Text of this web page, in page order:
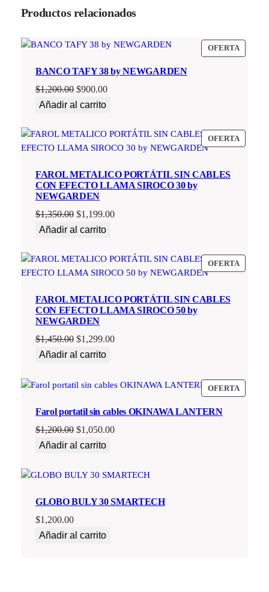
Productos relacionados
OFERTA
EN
BANCO TAFY 38 by NEWGARDEN
$1,200.00 El
precio
era:
$1,200.00.
$900.00El
es:
$900.00.
Añadir al carrito
OFERTA
EN
FAROL METALICO PORTÁTIL SIN CABLES
CON EFECTO LLAMA SIROCO 30 by
NEWGARDEN
$1,350.00 El
precio
era:
$1,350.00.
$1,199.00El
es:
$1,199.00.
Añadir al carrito
OFERTA
EN
FAROL METALICO PORTÁTIL SIN CABLES
CON EFECTO LLAMA SIROCO 50 by
NEWGARDEN
$1,450.00 El
precio
era:
$1,299.00El
es:
Añadir al carrito
OFERTA
EN
Farol portatil sin cables OKINAWA LANTERN
$1,200.00 El
precio
era:
$1,050.00El
es:
Añadir al carrito
GLOBO BULY 30 SMARTECH
$1,200.00
Añadir al carrito